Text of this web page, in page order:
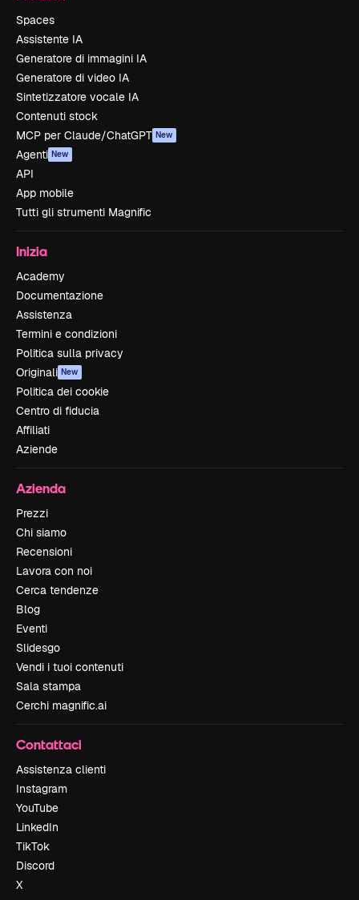
Spaces
Assistente IA
Generatore di immagini IA
Generatore di video IA
Sintetizzatore vocale IA
Contenuti stock
MCP per Claude/ChatGPT New
Agenti New
API
App mobile
Tutti gli strumenti Magnific
Inizia
Academy
Documentazione
Assistenza
Termini e condizioni
Politica sulla privacy
Originali New
Politica dei cookie
Centro di fiducia
Affiliati
Aziende
Azienda
Prezzi
Chi siamo
Recensioni
Lavora con noi
Cerca tendenze
Blog
Eventi
Slidesgo
Vendi i tuoi contenuti
Sala stampa
Cerchi magnific.ai
Contattaci
Assistenza clienti
Instagram
YouTube
LinkedIn
TikTok
Discord
X